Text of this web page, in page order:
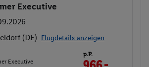
Executive
(DE) Flugdetails anzeigen
Executive
p.P.